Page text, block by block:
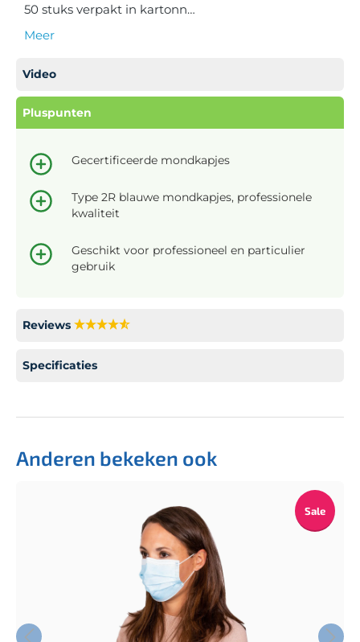
50 stuks verpakt in kartonn…
Meer
Video
Pluspunten
Gecertificeerde mondkapjes
Type 2R blauwe mondkapjes, professionele
kwaliteit
Geschikt voor professioneel en particulier
gebruik
Reviews
Specificaties
Anderen bekeken ook
Sale